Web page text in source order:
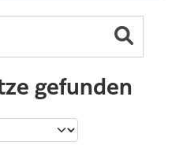
gefunden